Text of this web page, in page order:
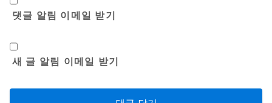
댓글 알림 이메일 받기
새 글 알림 이메일 받기